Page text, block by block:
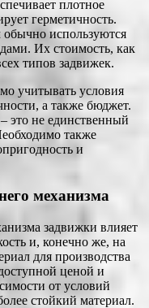
плотное
герметичность.
используются
Их стоимость, как
типов задвижек.
учитывать условия
а также бюджет.
это не единственный
также
и
механизма
задвижки влияет
и, конечно же, на
для производства
ценой и
от условий
стойкий материал.